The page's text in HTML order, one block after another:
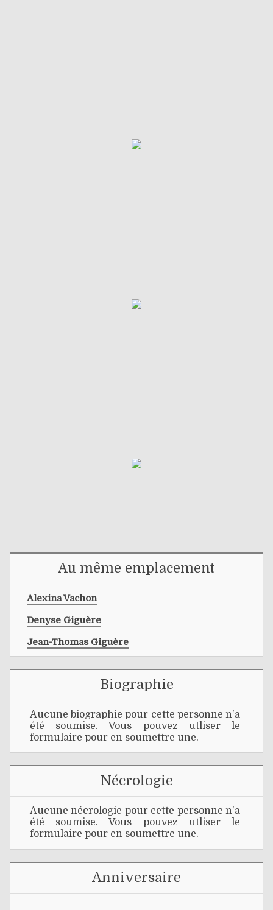
Au même emplacement
Alexina Vachon
Denyse Giguère
Jean-Thomas Giguère
Biographie
Aucune biographie pour cette personne n'a
été soumise. Vous pouvez utliser le
formulaire pour en soumettre une.
Nécrologie
Aucune nécrologie pour cette personne n'a
été soumise. Vous pouvez utliser le
formulaire pour en soumettre une.
Anniversaire